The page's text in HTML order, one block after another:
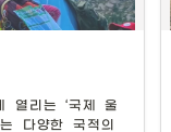
리는 ‘국제 울
다양한 국적의